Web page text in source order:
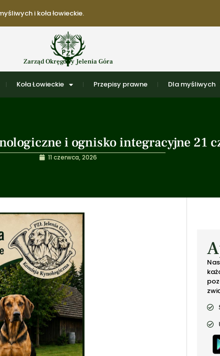
i koła łowieckie.
Zarząd Okręgowy Jelenia Góra
Koła Łowieckie Przepisy prawne Dla myśliwych
i ognisko integracyjne 21
11 czerwca, 2026